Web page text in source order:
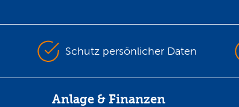
Schutz persönlicher Daten
Anlage & Finanzen